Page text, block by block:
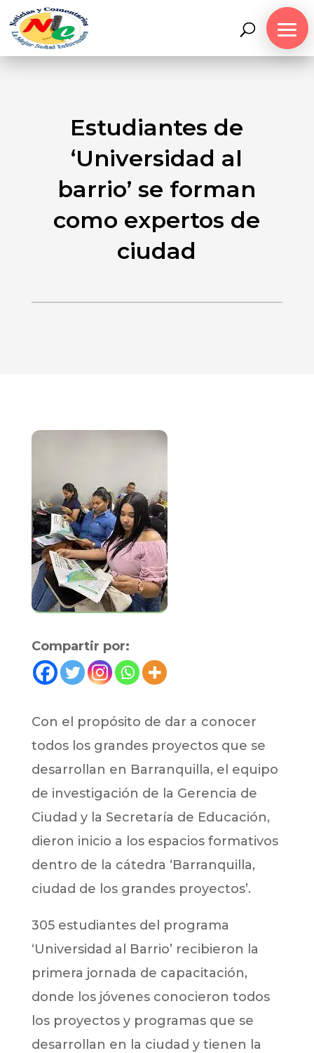
Estudiantes de
‘Universidad al
barrio’ se forman
como expertos de
ciudad
Compartir por:
Con el propósito de dar a conocer
todos los grandes proyectos que se
desarrollan en Barranquilla, el equipo
de investigación de la Gerencia de
Ciudad y la Secretaría de Educación,
dieron inicio a los espacios formativos
dentro de la cátedra ‘Barranquilla,
ciudad de los grandes proyectos’.
305 estudiantes del programa
‘Universidad al Barrio’ recibieron la
primera jornada de capacitación,
donde los jóvenes conocieron todos
los proyectos y programas que se
desarrollan en la ciudad y tienen la